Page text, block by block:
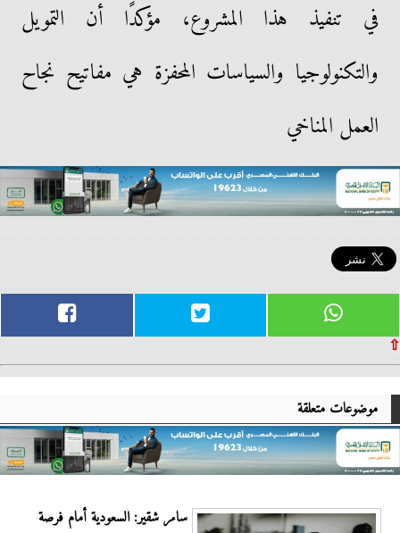
في تنفيذ هذا المشروع، مؤكدًا أن التمويل
والتكنولوجيا والسياسات المحفزة هي مفاتيح نجاح
العمل المناخي
⇧
موضوعات متعلقة
سامر شقير: السعودية أمام فرصة